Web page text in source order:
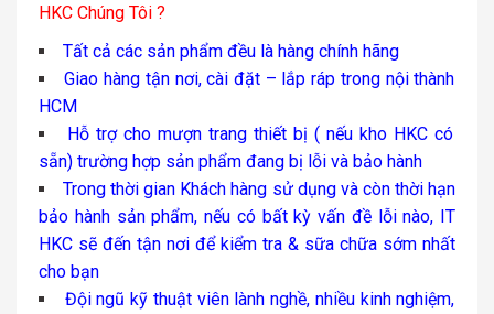
HKC Chúng Tôi ?
Tất cả các sản phẩm đều là hàng chính hãng
Giao hàng tận nơi, cài đặt – lắp ráp trong nội thành
HCM
Hỗ trợ cho mượn trang thiết bị ( nếu kho HKC có
sẵn) trường hợp sản phẩm đang bị lỗi và bảo hành
Trong thời gian Khách hàng sử dụng và còn thời hạn
bảo hành sản phẩm, nếu có bất kỳ vấn đề lỗi nào, IT
HKC sẽ đến tận nơi để kiểm tra & sữa chữa sớm nhất
cho bạn
Đội ngũ kỹ thuật viên lành nghề, nhiều kinh nghiệm,